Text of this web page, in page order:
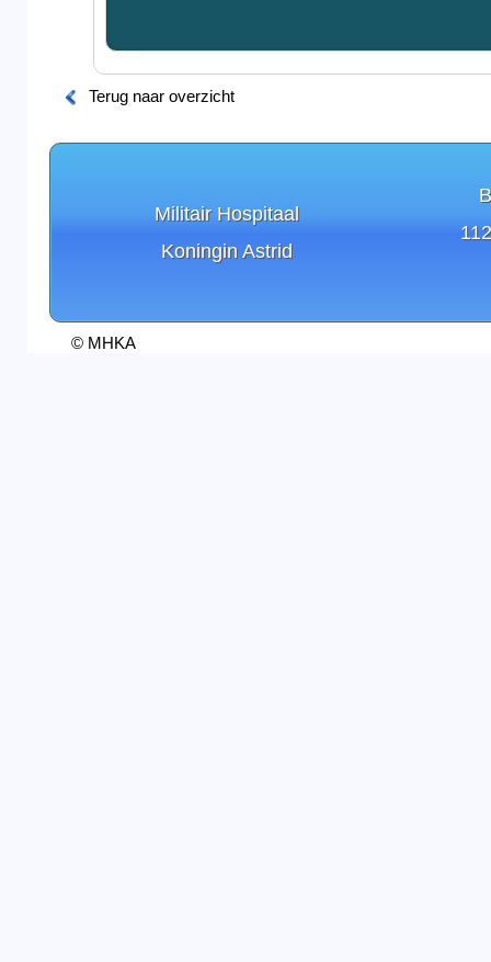
Terug naar overzicht
Militair Hospitaal
Koningin Astrid
© MHKA